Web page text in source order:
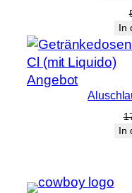
In
AngebotProdukt
im
Angebot
In